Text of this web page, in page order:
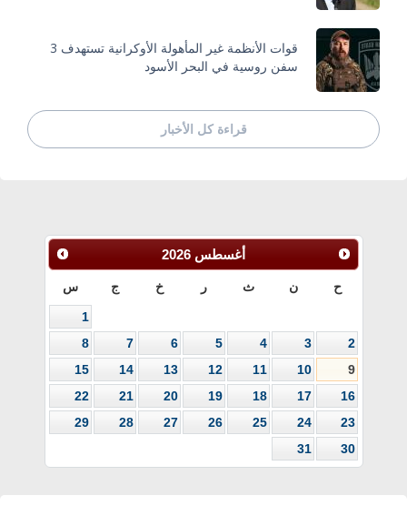
قوات الأنظمة غير المأهولة الأوكرانية تستهدف 3
سفن روسية في البحر الأسود
قراءة كل الأخبار
أغسطس 2026
ح ن ث ر خ ج س
1
2
3
4
5
6
7
8
9
10
11
12
13
14
15
16
17
18
19
20
21
22
23
24
25
26
27
28
29
30
31